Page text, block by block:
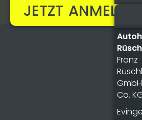
JETZT ANMELDEN!
Franz
Co.